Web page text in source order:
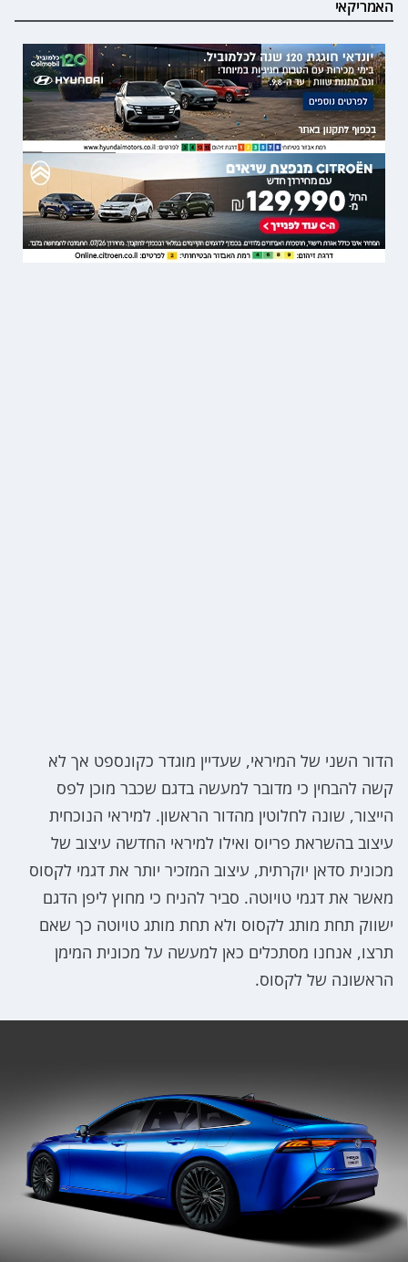
האמריקאי
הדור השני של המיראי, שעדיין מוגדר כקונספט אך לא
קשה להבחין כי מדובר למעשה בדגם שכבר מוכן לפס
הייצור, שונה לחלוטין מהדור הראשון. למיראי הנוכחית
עיצוב בהשראת פריוס ואילו למיראי החדשה עיצוב של
מכונית סדאן יוקרתית, עיצוב המזכיר יותר את דגמי לקסוס
מאשר את דגמי טויוטה. סביר להניח כי מחוץ ליפן הדגם
ישווק תחת מותג לקסוס ולא תחת מותג טויוטה כך שאם
תרצו, אנחנו מסתכלים כאן למעשה על מכונית המימן
הראשונה של לקסוס.